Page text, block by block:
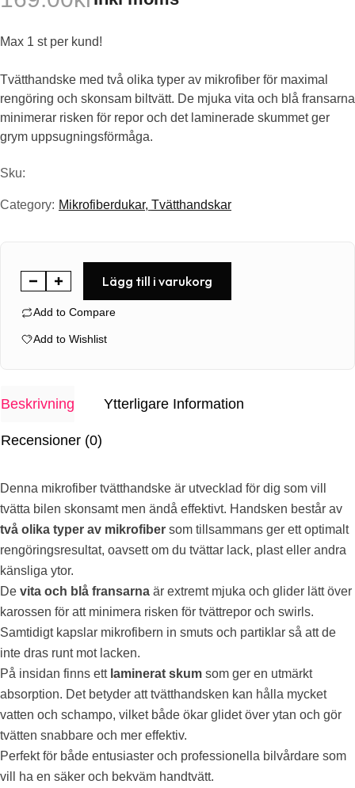
Max 1 st per kund!
Tvätthandske med två olika typer av mikrofiber för maximal
rengöring och skonsam biltvätt. De mjuka vita och blå fransarna
minimerar risken för repor och det laminerade skummet ger
grym uppsugningsförmåga.
Sku:
Category: Mikrofiberdukar, Tvätthandskar
Nordic
Tvätthandske
mängd
Lägg till i varukorg
Add to Compare
Add to Wishlist
Beskrivning Ytterligare Information
Recensioner (0)
Denna mikrofiber tvätthandske är utvecklad för dig som vill
tvätta bilen skonsamt men ändå effektivt. Handsken består av
två olika typer av mikrofiber som tillsammans ger ett optimalt
rengöringsresultat, oavsett om du tvättar lack, plast eller andra
känsliga ytor.
De vita och blå fransarna är extremt mjuka och glider lätt över
karossen för att minimera risken för tvättrepor och swirls.
Samtidigt kapslar mikrofibern in smuts och partiklar så att de
inte dras runt mot lacken.
På insidan finns ett laminerat skum som ger en utmärkt
absorption. Det betyder att tvätthandsken kan hålla mycket
vatten och schampo, vilket både ökar glidet över ytan och gör
tvätten snabbare och mer effektiv.
Perfekt för både entusiaster och professionella bilvårdare som
vill ha en säker och bekväm handtvätt.